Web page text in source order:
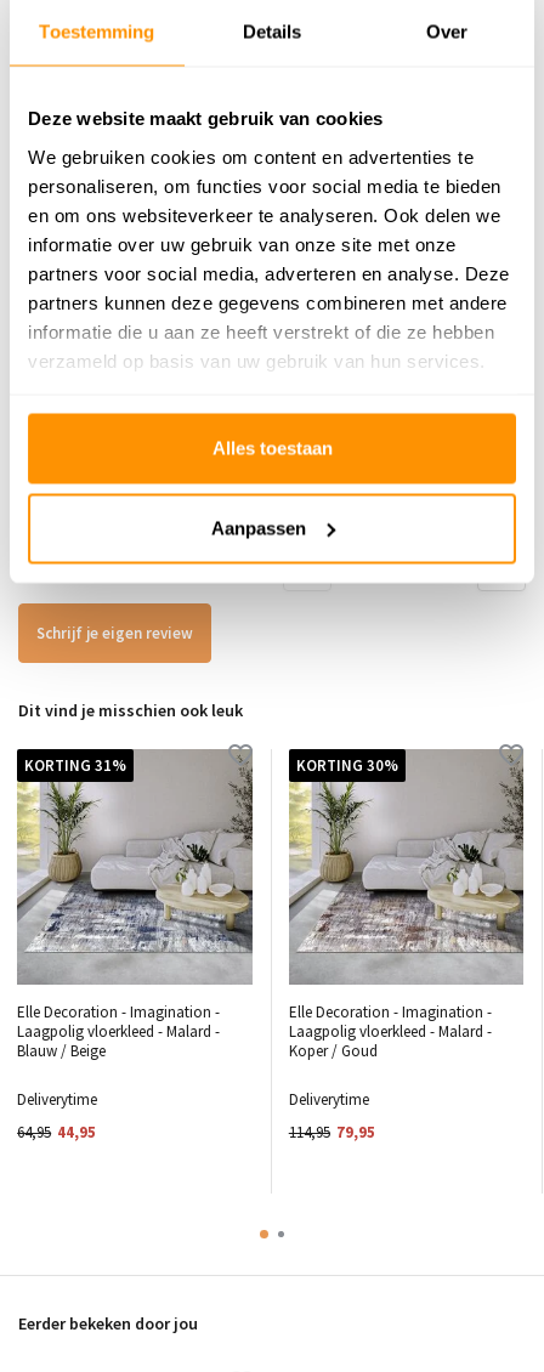
Toestemming Details Over
Deze website maakt gebruik van cookies
We gebruiken cookies om content en advertenties te
personaliseren, om functies voor social media te bieden
en om ons websiteverkeer te analyseren. Ook delen we
informatie over uw gebruik van onze site met onze
partners voor social media, adverteren en analyse. Deze
partners kunnen deze gegevens combineren met andere
informatie die u aan ze heeft verstrekt of die ze hebben
verzameld op basis van uw gebruik van hun services.
Alles toestaan
Aanpassen
Adviesprijs64,95
Reviews
5/ 5 Gemiddelde uit 8 beoordelingen
Gepost door:Lindaop 8 Oktober 2025
Leuk kleed, niet heel dik. Maar daar is de
prijs ook naar. Past mooi bij ons interieur.
Gepost door:Liamop 7 Mei 2025
Mooi kleurig tapijt, snel geleverd
Toon1-3van8reacties 1 2 3
Schrijf je eigen review
Dit vind je misschien ook leuk
KORTING 31%
Elle Decoration - Imagination -
Laagpolig vloerkleed - Malard -
Blauw / Beige
Deliverytime
64,95 44,95
KORTING 30%
Elle Decoration - Imagination -
Laagpolig vloerkleed - Malard -
Koper / Goud
Deliverytime
114,95 79,95
Eerder bekeken door jou